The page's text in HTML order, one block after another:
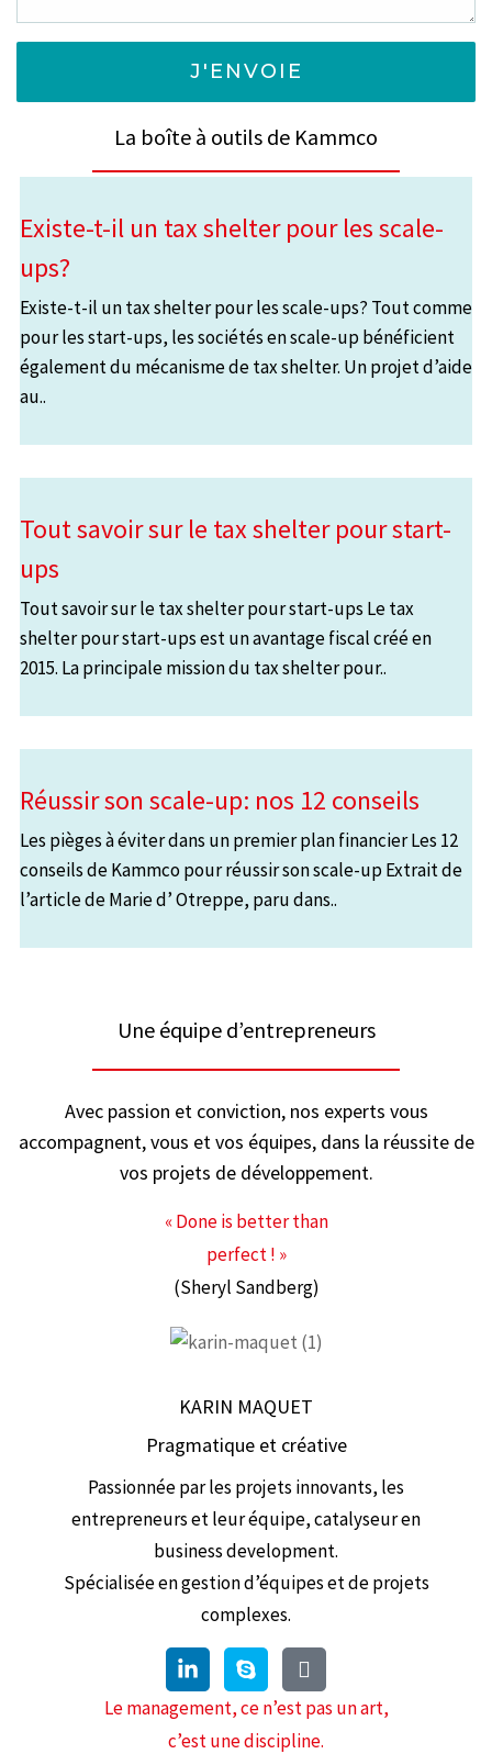
La boîte à outils de Kammco
Existe-t-il un tax shelter pour les scale-
ups?
Existe-t-il un tax shelter pour les scale-ups? Tout comme
pour les start-ups, les sociétés en scale-up bénéficient
également du mécanisme de tax shelter. Un projet d’aide
au..
Tout savoir sur le tax shelter pour start-
ups
Tout savoir sur le tax shelter pour start-ups Le tax
shelter pour start-ups est un avantage fiscal créé en
2015. La principale mission du tax shelter pour..
Réussir son scale-up: nos 12 conseils
Les pièges à éviter dans un premier plan financier Les 12
conseils de Kammco pour réussir son scale-up Extrait de
l’article de Marie d’ Otreppe, paru dans..
Une équipe d’entrepreneurs
Avec passion et conviction, nos experts vous
accompagnent, vous et vos équipes, dans la réussite de
vos projets de développement.
« Done is better than
perfect ! »
(Sheryl Sandberg)
KARIN MAQUET
Pragmatique et créative
Passionnée par les projets innovants, les
entrepreneurs et leur équipe, catalyseur en
business development.
Spécialisée en gestion d’équipes et de projets
complexes.
Le management, ce n’est pas un art,
c’est une discipline.